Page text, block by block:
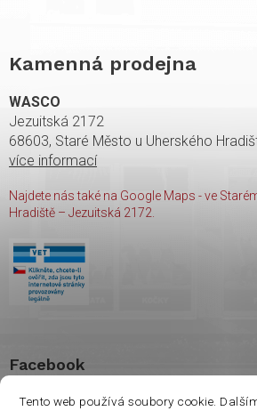
Tento web používá soubory cookie.
Kamenná prodejna
WASCO
Jezuitská 2172
68603, Staré Město u Uherského
více informací
Najdete nás také na Google Maps - ve
Hradiště – Jezuitská 2172.
Facebook